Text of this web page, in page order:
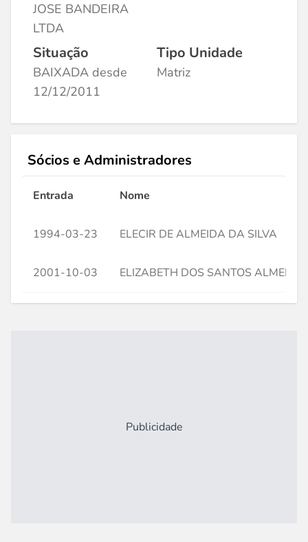
JOSE BANDEIRA
LTDA
Situação
BAIXADA desde
12/12/2011
Tipo Unidade
Matriz
Sócios e Administradores
Entrada Nome
1994-03-23 ELECIR DE ALMEIDA DA SILVA
2001-10-03 ELIZABETH DOS SANTOS ALMEIDA
Publicidade